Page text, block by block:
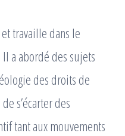
travaille dans le
a abordé des sujets
des droits de
s’écarter des
tant aux mouvements